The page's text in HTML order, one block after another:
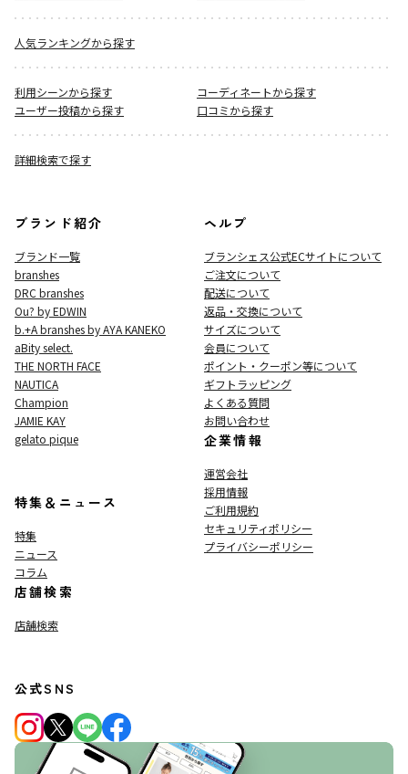
人気ランキングから探す
利用シーンから探す
コーディネートから探す
ユーザー投稿から探す
口コミから探す
詳細検索で探す
ブランド紹介
ブランド一覧
branshes
DRC branshes
Ou? by EDWIN
b.+A branshes by AYA KANEKO
aBity select.
THE NORTH FACE
NAUTICA
Champion
JAMIE KAY
gelato pique
特集＆ニュース
特集
ニュース
コラム
店舗検索
店舗検索
ヘルプ
ブランシェス公式ECサイトについて
ご注文について
配送について
返品・交換について
サイズについて
会員について
ポイント・クーポン等について
ギフトラッピング
よくある質問
お問い合わせ
企業情報
運営会社
採用情報
ご利用規約
セキュリティポリシー
プライバシーポリシー
公式SNS